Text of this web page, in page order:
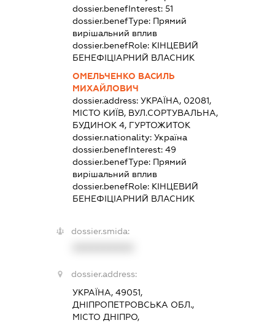
dossier.benefInterest: 51
dossier.benefType: Прямий
вирішальний вплив
dossier.benefRole: КІНЦЕВИЙ
БЕНЕФІЦІАРНИЙ ВЛАСНИК
ОМЕЛЬЧЕНКО ВАСИЛЬ
МИХАЙЛОВИЧ
dossier.address: УКРАЇНА, 02081,
МІСТО КИЇВ, ВУЛ.СОРТУВАЛЬНА,
БУДИНОК 4, ГУРТОЖИТОК
dossier.nationality: Україна
dossier.benefInterest: 49
dossier.benefType: Прямий
вирішальний вплив
dossier.benefRole: КІНЦЕВИЙ
БЕНЕФІЦІАРНИЙ ВЛАСНИК
dossier.smida:
dossier.address:
УКРАЇНА, 49051,
ДНІПРОПЕТРОВСЬКА ОБЛ.,
МІСТО ДНІПРО,